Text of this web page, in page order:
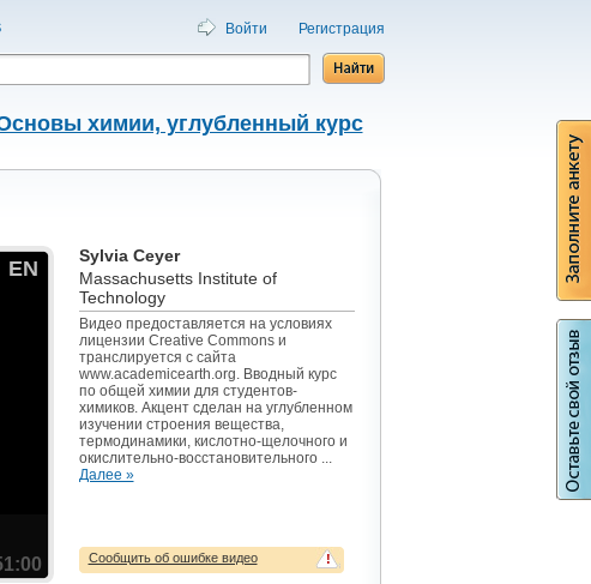
Войти Регистрация
химии, углубленный курс
EN
Sylvia Ceyer
Massachusetts Institute of
Technology
Видео предоставляется на условиях
лицензии Creative Commons и
транслируется с сайта
www.academicearth.org. Вводный курс
по общей химии для студентов-
химиков. Акцент сделан на углубленном
изучении строения вещества,
термодинамики, кислотно-щелочного и
окислительно-восстановительного ...
Далее »
!
Сообщить об ошибке видео